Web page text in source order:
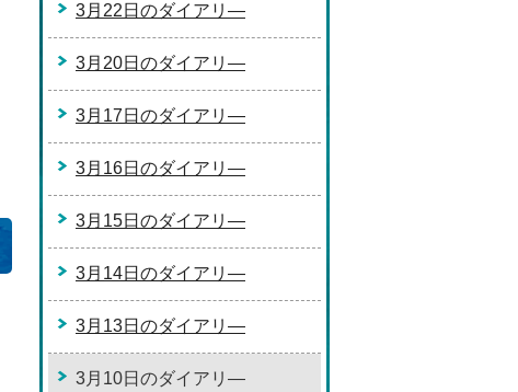
3月22日のダイアリ―
3月20日のダイアリ―
3月17日のダイアリ―
3月16日のダイアリ―
3月15日のダイアリ―
3月14日のダイアリ―
3月13日のダイアリ―
3月10日のダイアリ―